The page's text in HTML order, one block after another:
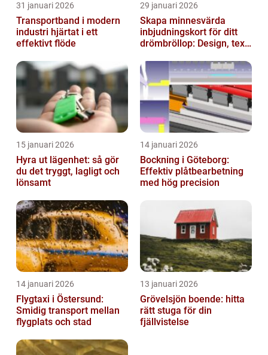
31 januari 2026
Transportband i modern
industri hjärtat i ett
effektivt flöde
29 januari 2026
Skapa minnesvärda
inbjudningskort för ditt
drömbröllop: Design, text
15 januari 2026
Hyra ut lägenhet: så gör
du det tryggt, lagligt och
lönsamt
14 januari 2026
Bockning i Göteborg:
Effektiv plåtbearbetning
med hög precision
14 januari 2026
Flygtaxi i Östersund:
Smidig transport mellan
flygplats och stad
13 januari 2026
Grövelsjön boende: hitta
rätt stuga för din
fjällvistelse